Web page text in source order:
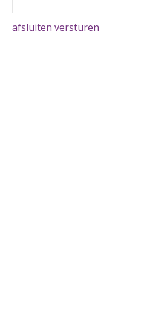
afsluiten versturen